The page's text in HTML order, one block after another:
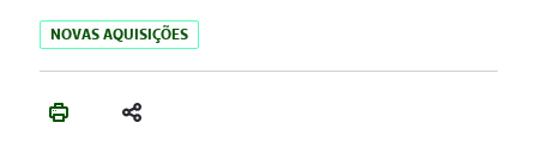
NOVAS AQUISIÇÕES